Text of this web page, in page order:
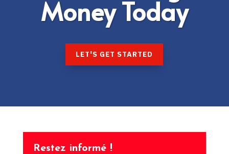
Money Today
LET'S GET STARTED
Restez informé !